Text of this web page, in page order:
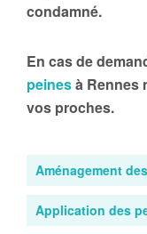
condamné.
En cas de
peinesà Rennes
vos proches.
Aménagement
Application des